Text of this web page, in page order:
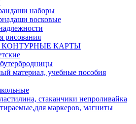
наборы
восковые
рисования
КОНТУРНЫЕ КАРТЫ
материал, учебные пособия
стаканчики непроливайка
маркеров, магниты